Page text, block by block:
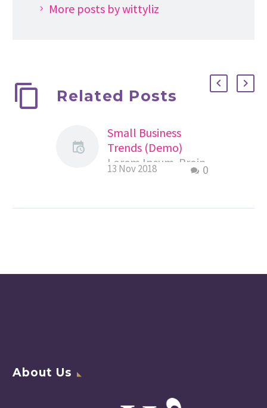
More posts by wittyliz
Related Posts
Small Business
Trends (Demo)
Lorem Ipsum. Proin
gravida nibh vel velit
Aenean sollicitudin,
0
13 Nov 2018
About Us